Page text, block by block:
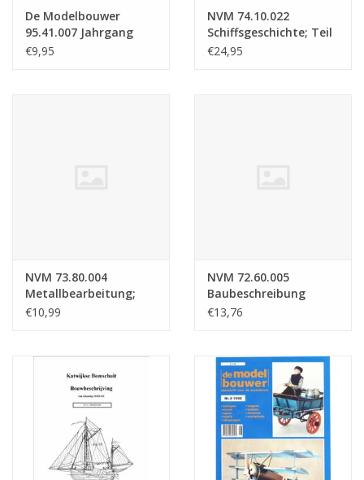
De Modelbouwer
95.41.007 Jahrgang
"Der Modellbauer"
€9,95
NVM 74.10.022
Schiffsgeschichte; Teil
22
€24,95
NVM 73.80.004
Metallbearbeitung;
Überholung von
€10,99
NVM 72.60.005
Baubeschreibung
Ransomes Traktor
€13,76